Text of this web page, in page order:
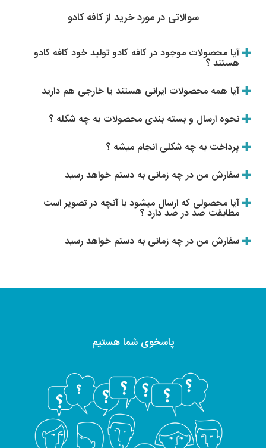
ورود به پنل تامین کنندگان
سوالات متداول
درباره ما
سوالاتی در مورد خرید از کافه کادو
آیا محصولات موجود در کافه کادو تولید خود کافه کادو
هستند ؟
آیا همه محصولات ایرانی هستند یا خارجی هم دارید
نحوه ارسال و بسته بندی محصولات به چه شکله ؟
پرداخت به چه شکلی انجام میشه ؟
سفارش من در چه زمانی به دستم خواهد رسید
آیا محصولی که ارسال میشود با آنچه در تصویر است
مطابقت صد در صد دارد ؟
سفارش من در چه زمانی به دستم خواهد رسید
پاسخوی شما هستیم